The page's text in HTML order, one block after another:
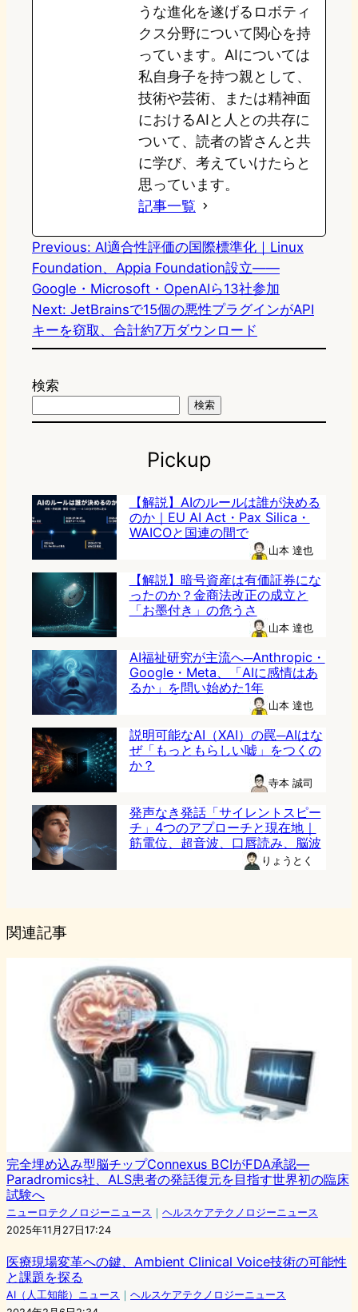
n
k
うな進化を遂げるロボティ
クス分野について関心を持
っています。AIについては
私自身子を持つ親として、
技術や芸術、または精神面
におけるAIと人との共存に
ついて、読者の皆さんと共
に学び、考えていけたらと
思っています。
記事一覧
Previous: AI適合性評価の国際標準化｜Linux
Foundation、Appia Foundation設立——
Google・Microsoft・OpenAIら13社参加
Next: JetBrainsで15個の悪性プラグインがAPI
キーを窃取、合計約7万ダウンロード
検索
検索
Pickup
【解説】AIのルールは誰が決める
のか｜EU AI Act・Pax Silica・
WAICOと国連の間で
山本 達也
【解説】暗号資産は有価証券にな
ったのか？金商法改正の成立と
「お墨付き」の危うさ
山本 達也
AI福祉研究が主流へ─Anthropic・
Google・Meta、「AIに感情はあ
るか」を問い始めた1年
山本 達也
説明可能なAI（XAI）の罠─AIはな
ぜ「もっともらしい嘘」をつくの
か？
寺本 誠司
発声なき発話「サイレントスピー
チ」4つのアプローチと現在地｜
筋電位、超音波、口唇読み、脳波
りょうとく
関連記事
完全埋め込み型脳チップConnexus BCIがFDA承認—
Paradromics社、ALS患者の発話復元を目指す世界初の臨床
試験へ
ニューロテクノロジーニュース ｜ ヘルスケアテクノロジーニュース
2025年11月27日17:24
医療現場変革への鍵、Ambient Clinical Voice技術の可能性
と課題を探る
AI（人工知能）ニュース ｜ ヘルスケアテクノロジーニュース